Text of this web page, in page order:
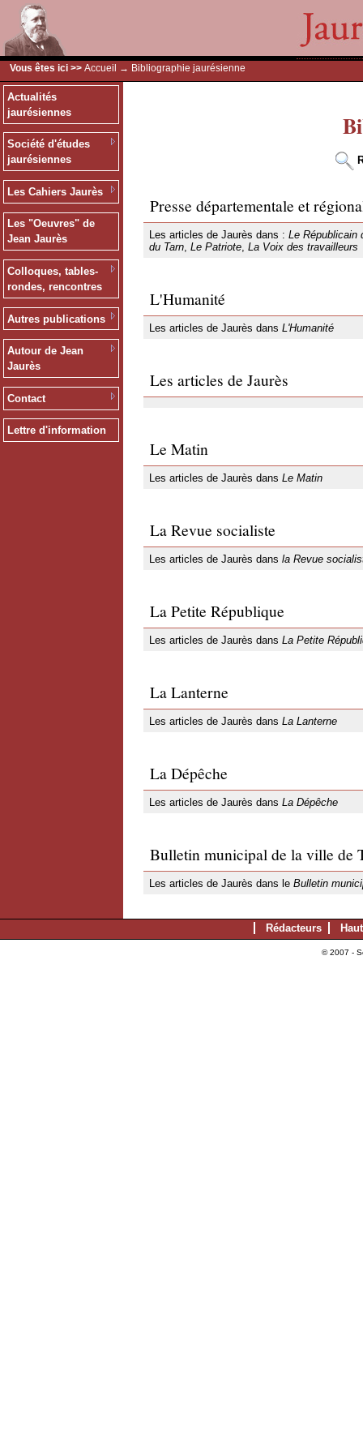
Vous êtes ici >> Accueil → Bibliographie jaurésienne
Actualités
jaurésiennes
Société d'études
jaurésiennes
Les Cahiers Jaurès
Les "Oeuvres" de
Jean Jaurès
Colloques, tables-
rondes, rencontres
Autres publications
Autour de Jean
Jaurès
Contact
Lettre d'information
Presse départementale et
Les articles de Jaurès dans : Le Républicain
du Tarn, Le Patriote, La Voix des travailleurs
L'Humanité
Les articles de Jaurès dans L'Humanité
Les articles de Jaurès
Le Matin
Les articles de Jaurès dans Le Matin
La Revue socialiste
Les articles de Jaurès dans la Revue
La Petite République
Les articles de Jaurès dans La Petite
La Lanterne
Les articles de Jaurès dans La Lanterne
La Dépêche
Les articles de Jaurès dans La Dépêche
Bulletin municipal de la ville de
Les articles de Jaurès dans le Bulletin
Rédacteurs
© 2007 -